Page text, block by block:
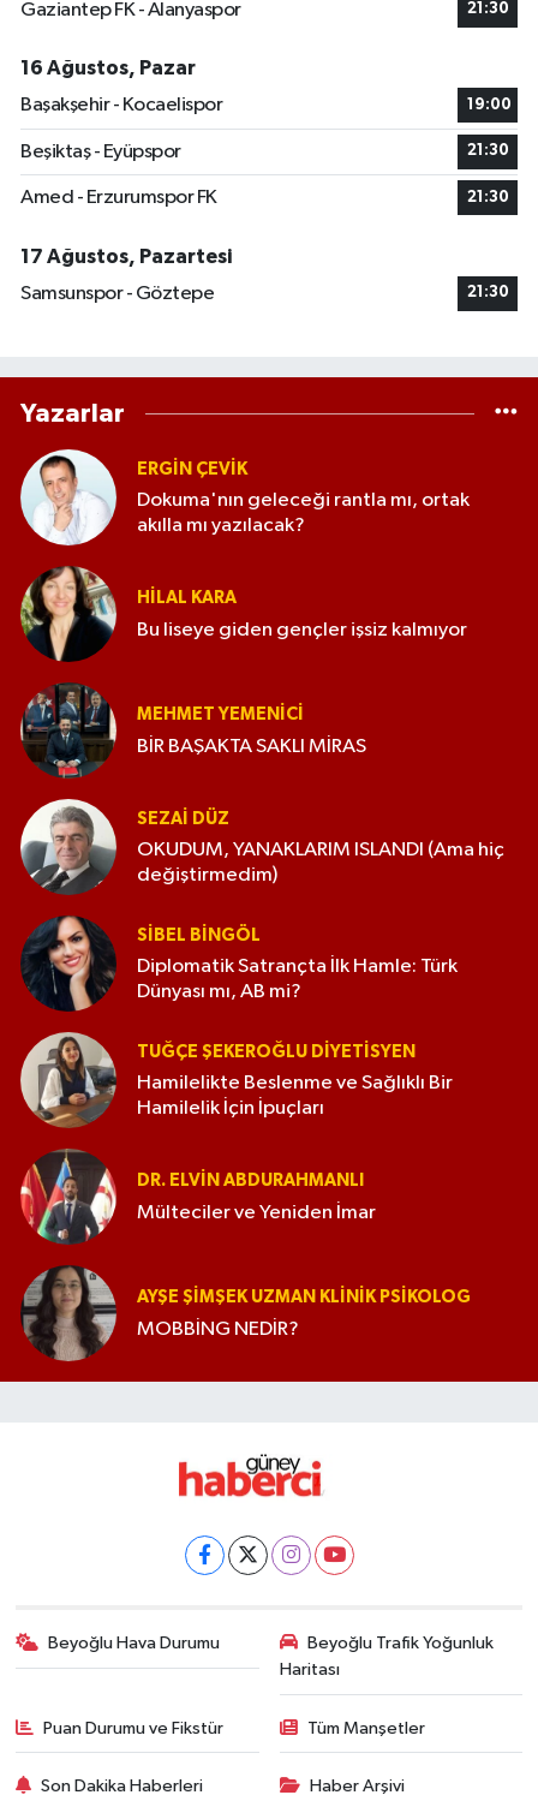
Gaziantep FK - Alanyaspor 21:30
16 Ağustos, Pazar
Başakşehir - Kocaelispor
19:00
Beşiktaş - Eyüpspor 21:30
Amed - Erzurumspor FK 21:30
17 Ağustos, Pazartesi
Samsunspor - Göztepe
21:30
Yazarlar
ERGIN ÇEVİK
Dokuma'nın geleceği rantla mı, ortak
akılla mı yazılacak?
HILAL KARA
Bu liseye giden gençler işsiz kalmıyor
MEHMET YEMENICI
BİR BAŞAKTA SAKLI MİRAS
SEZAI DÜZ
OKUDUM, YANAKLARIM ISLANDI (Ama hiç
değiştirmedim)
SIBEL BINGÖL
Diplomatik Satrançta İlk Hamle: Türk
Dünyası mı, AB mi?
TUĞÇE ŞEKEROĞLU DIYETISYEN
Hamilelikte Beslenme ve Sağlıklı Bir
Hamilelik İçin İpuçları
DR. ELVIN ABDURAHMANLI
Mülteciler ve Yeniden İmar
AYŞE ŞIMŞEK UZMAN KLINIK PSIKOLOG
MOBBİNG NEDİR?
Beyoğlu Hava Durumu
Beyoğlu Trafik Yoğunluk
Haritası
Puan Durumu ve Fikstür Tüm Manşetler
Son Dakika Haberleri Haber Arşivi